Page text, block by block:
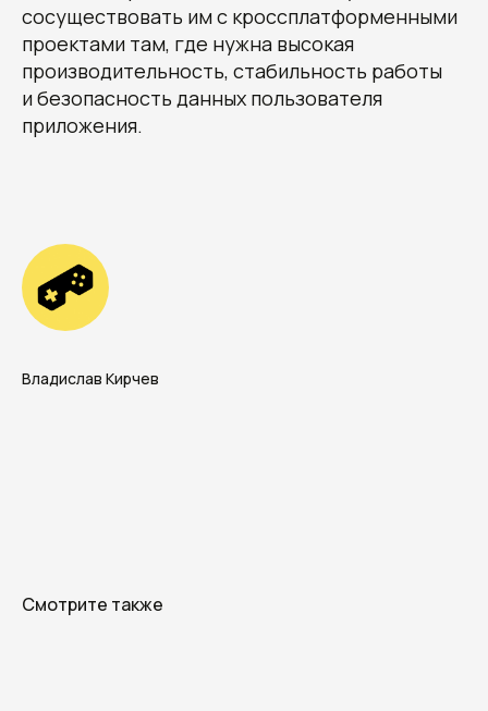
сосуществовать им с кроссплатформенными
проектами там, где нужна высокая
производительность, стабильность работы
и безопасность данных пользователя
приложения.
Владислав Кирчев
Смотрите также
Овчинников Егор
Исполнительный
директор
+7 (996) 407-77-74 sales@7winds.mobi
ТелеграмМакс
Новороссийск, ул. Котанова, д.30
Москва, Духовской пер., д.17, стр.18